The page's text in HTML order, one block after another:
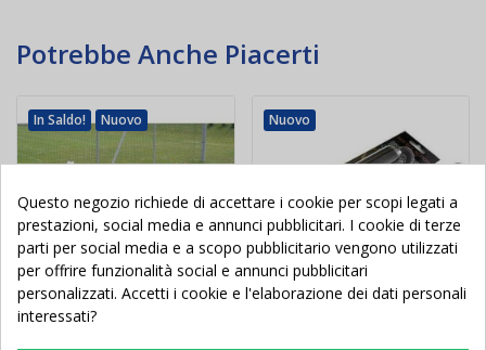
Potrebbe Anche Piacerti
In Saldo! Nuovo Nuovo
Questo negozio richiede di accettare i cookie per scopi legati a
prestazioni, social media e annunci pubblicitari. I cookie di terze
parti per social media e a scopo pubblicitario vengono utilizzati
per offrire funzionalità social e annunci pubblicitari
personalizzati. Accetti i cookie e l'elaborazione dei dati personali
interessati?